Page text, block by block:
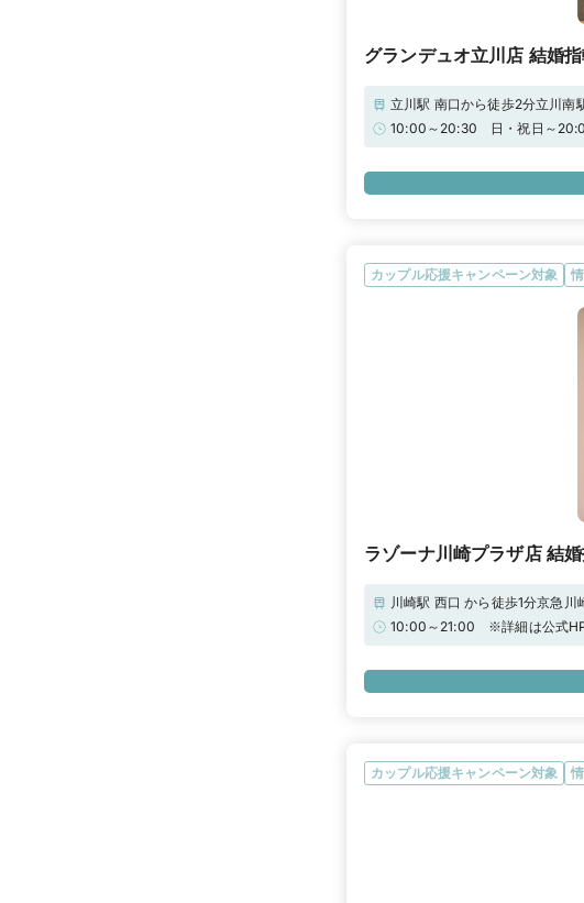
グランデュオ立川店 結婚
立川駅 南口から徒歩2分立川南
場」※ご成約のお客様…3時間の
10:00～20:30 日・祝日～
カップル応援キャンペーン対象
ラゾーナ川崎プラザ店 結
川崎駅 西口 から徒歩1分京急
らせ】※ご成約のお客様…3時間
10:00～21:00 ※詳細は公式HP
なプラチナをご自身で確かめる
カップル応援キャンペーン対象